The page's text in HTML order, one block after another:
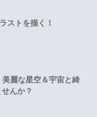
ストを描く！
美麗な星空＆宇宙と綺
んか？